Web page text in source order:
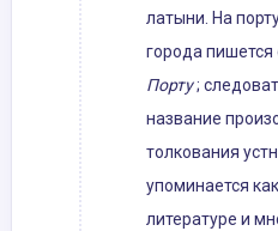
латыни. На
города пишется
Порту;
название
толкования
упоминается как
литературе и